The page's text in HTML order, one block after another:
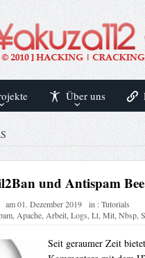
Über uns
und Antispam
am01. Dezember 2019 in :Tutorials
,Apache,Arbeit,Logs,Lt,Mit,Nbsp,
Seit geraumer Zeit